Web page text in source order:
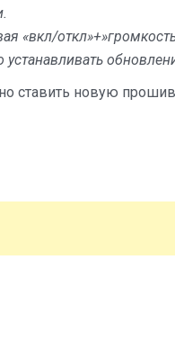
«вкл/
ставить новую